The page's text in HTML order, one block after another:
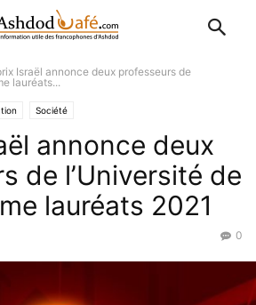
Israël annonce deux professeurs de
lauréats...
Société
annonce deux
de l’Université de
lauréats 2021
0